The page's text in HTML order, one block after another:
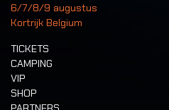
6/7/8/9 augustus
Kortrijk Belgium
TICKETS
CAMPING
VIP
SHOP